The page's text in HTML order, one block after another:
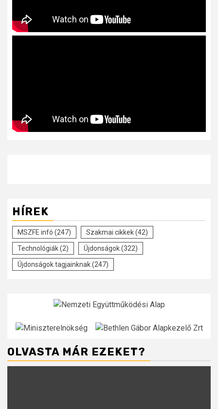
HÍREK
MSZFE infó (247) Szakmai cikkek(42)
Technológiák(2) Újdonságok(322)
Újdonságok tagjainknak(247)
OLVASTA MÁR EZEKET?